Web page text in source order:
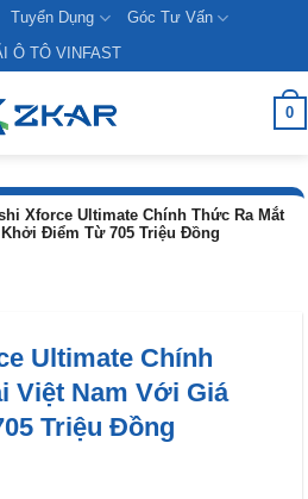
Tuyển Dụng
Góc Tư Vấn
Ô TÔ VINFAST
0
Xforce Ultimate Chính Thức Ra Mắt
Điểm Từ 705 Triệu Đồng
Ultimate Chính
Việt Nam Với Giá
Triệu Đồng